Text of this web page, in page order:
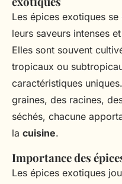
Les épices exotiques
leurs saveurs intenses
Elles sont souvent
tropicaux ou
caractéristiques
graines, des racines,
séchés, chacune
la cuisine.
Importance des
Les épices exotiques